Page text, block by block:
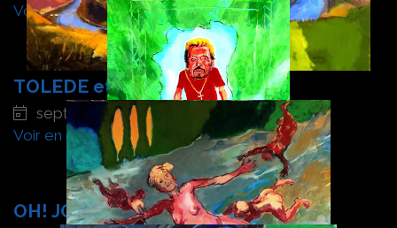
Voir en détail
TOLEDE et l'orage
septembre 2024
Voir en détail
OH! JOHNNY OH!